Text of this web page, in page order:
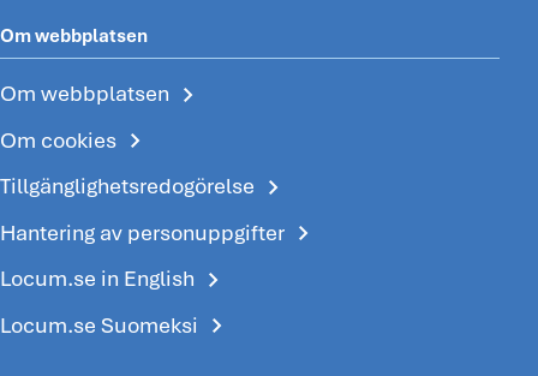
Om webbplatsen
Om webbplatsen chevron_right
Om cookies chevron_right
Tillgänglighetsredogörelse chevron_right
Hantering av personuppgifter chevron_right
Locum.se in English chevron_right
Locum.se Suomeksi chevron_right